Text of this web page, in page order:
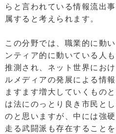
らと言われている情報流出
属すると考えられます。
この分野では、職業的に動
ンティア的に動いている人
推測され、ネット世界にお
ルメディアの発展による情
ますます増大していくもの
は法にのっとり良き市民と
のと思いますが、中には強
走る武闘派も存在すること